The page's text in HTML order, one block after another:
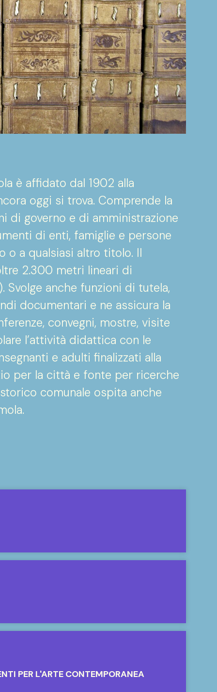
è affidato dal 1902 alla
oggi si trova. Comprende la
di governo e di amministrazione
di enti, famiglie e persone
o a qualsiasi altro titolo. Il
2.300 metri lineari di
anche funzioni di tutela,
documentari e ne assicura la
convegni, mostre, visite
l’attività didattica con le
e adulti finalizzati alla
per la città e fonte per ricerche
comunale ospita anche
PER L'ARTE CONTEMPORANEA